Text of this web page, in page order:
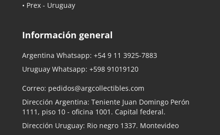
• Prex - Uruguay
Información general
Argentina Whatsapp: +54 9 11 3925-7883
Uruguay Whatsapp: +598 91019120
Correo: pedidos@argcollectibles.com
Dirección Argentina: Teniente Juan Domingo Perón
1111, piso 10 - oficina 1001. Capital federal.
Dirección Uruguay: Rio negro 1337. Montevideo